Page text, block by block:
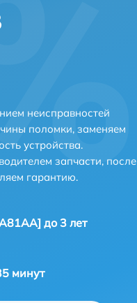
неисправностей
поломки, заменяем
устройства.
запчасти, после
гарантию.
до 3 лет
минут